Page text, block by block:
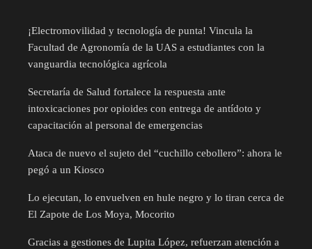
¡Electromovilidad y tecnología de punta! Vincula la
Facultad de Agronomía de la UAS a estudiantes con la
vanguardia tecnológica agrícola
Secretaría de Salud fortalece la respuesta ante
intoxicaciones por opioides con entrega de antídoto y
capacitación al personal de emergencias
Ataca de nuevo el sujeto del “cuchillo cebollero”: ahora le
pegó a un Kiosco
Lo ejecutan, lo envuelven en hule negro y lo tiran cerca de
El Zapote de Los Moya, Mocorito
Gracias a gestiones de Lupita López, refuerzan atención a